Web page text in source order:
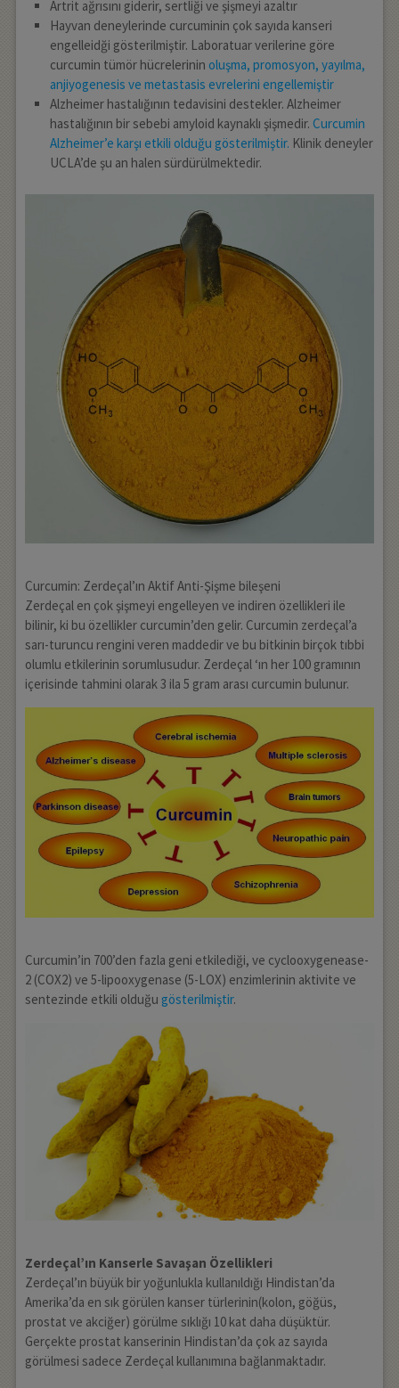
Artrit ağrısını giderir, sertliği ve şişmeyi azaltır
Hayvan deneylerinde curcuminin çok sayıda kanseri
engelleidği gösterilmiştir. Laboratuar verilerine göre
curcumin tümör hücrelerininoluşma, promosyon, yayılma,
anjiyogenesis ve metastasis evrelerini engellemiştir
Alzheimer hastalığının tedavisini destekler. Alzheimer
hastalığının bir sebebi amyloid kaynaklı şişmedir.Curcumin
Alzheimer’e karşı etkili olduğu gösterilmiştir. Klinik deneyler
UCLA’de şu an halen sürdürülmektedir.
Curcumin: Zerdeçal’ın Aktif Anti-Şişme bileşeni
Zerdeçal en çok şişmeyi engelleyen ve indiren özellikleri ile
bilinir, ki bu özellikler curcumin’den gelir. Curcumin zerdeçal’a
sarı-turuncu rengini veren maddedir ve bu bitkinin birçok tıbbi
olumlu etkilerinin sorumlusudur. Zerdeçal ‘ın her 100 gramının
içerisinde tahmini olarak 3 ila 5 gram arası curcumin bulunur.
Curcumin’in 700’den fazla geni etkilediği, ve cyclooxygenease-
2 (COX2) ve 5-lipooxygenase (5-LOX) enzimlerinin aktivite ve
sentezinde etkili olduğu gösterilmiştir.
Zerdeçal’ın Kanserle Savaşan Özellikleri
Zerdeçal’ın büyük bir yoğunlukla kullanıldığı Hindistan’da
Amerika’da en sık görülen kanser türlerinin(kolon, göğüs,
prostat ve akciğer) görülme sıklığı 10 kat daha düşüktür.
Gerçekte prostat kanserinin Hindistan’da çok az sayıda
görülmesi sadece Zerdeçal kullanımına bağlanmaktadır.